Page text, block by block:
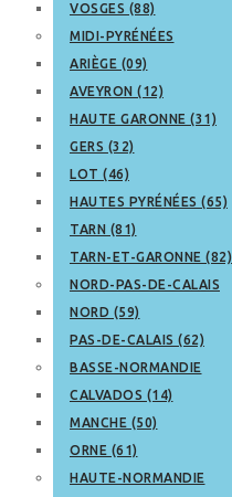
VOSGES (88)
MIDI-PYRÉNÉES
ARIÈGE (09)
AVEYRON (12)
HAUTE GARONNE (31)
GERS (32)
LOT (46)
HAUTES PYRÉNÉES (65)
TARN (81)
TARN-ET-GARONNE (82)
NORD-PAS-DE-CALAIS
NORD (59)
PAS-DE-CALAIS (62)
BASSE-NORMANDIE
CALVADOS (14)
MANCHE (50)
ORNE (61)
HAUTE-NORMANDIE